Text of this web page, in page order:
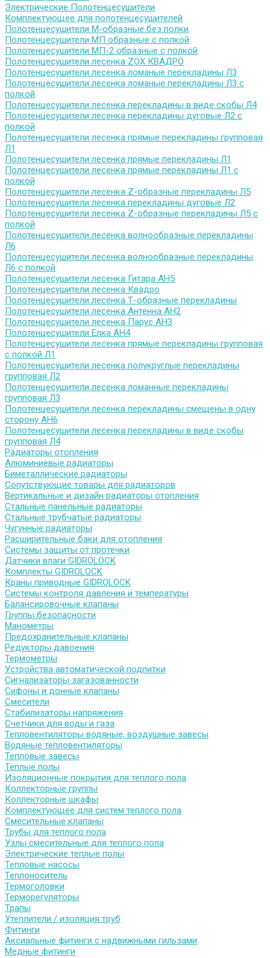
Электрические Полотенцесушители
Комплектующее для полотенцесушителей
Полотенцесушители М-образные без полки
Полотенцесушители МП образные с полкой
Полотенцесушители МП-2 образные с полкой
Полотенцесушители лесенка ZOX КВАДРО
Полотенцесушители лесенка ломаные перекладины Л3
Полотенцесушители лесенка ломаные перекладины Л3 с
полкой
Полотенцесушители лесенка перекладины в виде скобы Л4
Полотенцесушители лесенка перекладины дуговые Л2 с
полкой
Полотенцесушители лесенка прямые перекладины групповая
Л1
Полотенцесушители лесенка прямые перекладины Л1
Полотенцесушители лесенка прямые перекладины Л1 с
полкой
Полотенцесушители лесенка Z-образные перекладины Л5
Полотенцесушители лесенка перекладины дуговые Л2
Полотенцесушители лесенка Z-образные перекладины Л5 с
полкой
Полотенцесушители лесенка волнообразные перекладины
Л6
Полотенцесушители лесенка волнообразные перекладины
Л6 с полкой
Полотенцесушители лесенка Гитара АН5
Полотенцесушители лесенка Квадро
Полотенцесушители лесенка Т-образные перекладины
Полотенцесушители лесенка Антенна АН2
Полотенцесушители лесенка Парус АН3
Полотенцесушители Елка АН4
Полотенцесушители лесенка прямые перекладины групповая
с полкой Л1
Полотенцесушители лесенка полукруглые перекладины
групповая Л2
Полотенцесушители лесенка ломанные перекладины
групповая Л3
Полотенцесушители лесенка перекладины смещены в одну
сторону АН6
Полотенцесушители лесенка перекладины в виде скобы
групповая Л4
Радиаторы отопления
Алюминиевые радиаторы
Биметаллические радиаторы
Сопутствующие товары для радиаторов
Вертикальные и дизайн радиаторы отопления
Стальные панельные радиаторы
Стальные трубчатые радиаторы
Чугунные радиаторы
Расширительные баки для отопления
Системы защиты от протечки
Датчики влаги GIDROLOCK
Комплекты GIDROLOCK
Краны приводные GIDROLOCK
Системы контроля давления и температуры
Балансировочные клапаны
Группы безопасности
Манометры
Предохранительные клапаны
Редукторы давоения
Термометры
Устройства автоматической подпитки
Сигнализаторы загазованности
Сифоны и донные клапаны
Смесители
Стабилизаторы напряжения
Счетчики для воды и газа
Тепловентиляторы водяные, воздушные завесы
Водяные тепловентиляторы
Тепловые завесы
Теплые полы
Изоляционные покрытия для теплого пола
Коллекторные группы
Коллекторные шкафы
Комплектующее для систем теплого пола
Смесительные клапаны
Трубы для теплого пола
Узлы смесительные для теплого пола
Электрические теплые полы
Тепловые насосы
Теплоноситель
Термоголовки
Терморегуляторы
Трапы
Утеплители / изоляция труб
Фитинги
Аксиальные фитинги с надвижными гильзами
Медные фитинги